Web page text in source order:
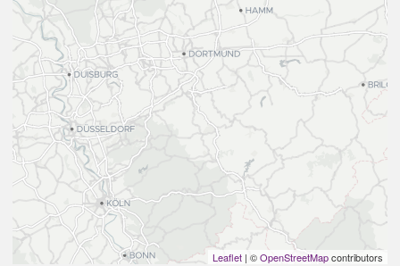
Leaflet | ©OpenStreetMapcontributors